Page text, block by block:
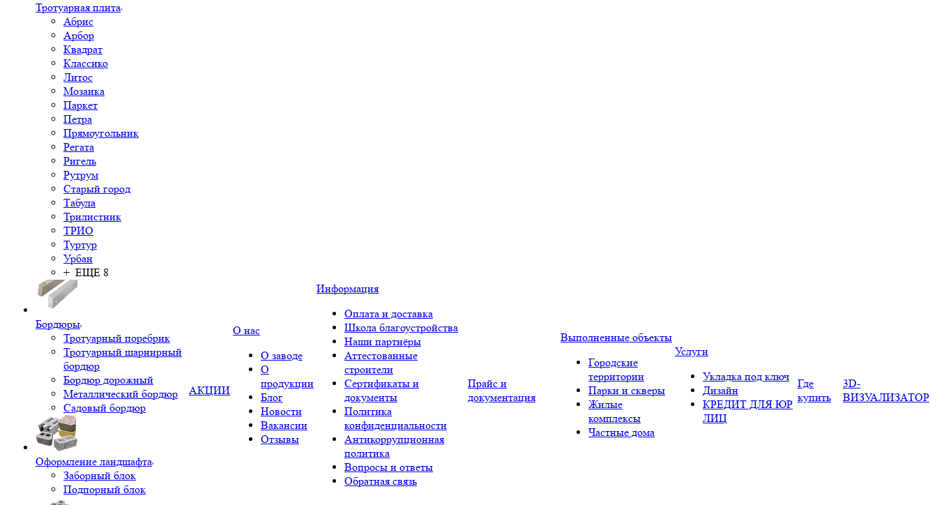
Тротуарная плита
Абрис
Арбор
Квадрат
Классико
Литос
Мозаика
Паркет
Петра
Прямоугольник
Регата
Ригель
Рутрум
Старый город
Табула
Трилистник
ТРИО
Туртур
Урбан
+ ЕЩЕ 8
Бордюры
Тротуарный поребрик
Тротуарный шарнирный
бордюр
Бордюр дорожный
Металлический бордюр
Садовый бордюр
Оформление ландшафта
Заборный блок
Подпорный блок
АКЦИИ
О нас
О заводе
О
продукции
Блог
Новости
Вакансии
Отзывы
Информация
Оплата и доставка
Школа благоустройства
Наши партнёры
Аттестованные
строители
Сертификаты и
документы
Политика
конфиденциальности
Антикоррупционная
политика
Вопросы и ответы
Обратная связь
Прайс и
документация
Выполненные объекты
Городские
территории
Парки и скверы
Жилые
комплексы
Частные дома
Услуги
Укладка под ключ
Дизайн
КРЕДИТ ДЛЯ ЮР
ЛИЦ
Где
купить
3D-
ВИЗУАЛИЗАТОР